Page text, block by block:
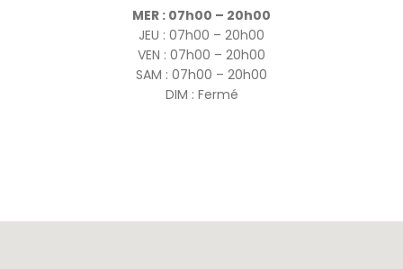
MER : 07h00 – 20h00
JEU : 07h00 – 20h00
VEN : 07h00 – 20h00
SAM : 07h00 – 20h00
DIM : Fermé